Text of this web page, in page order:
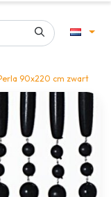
90x220 cm zwart